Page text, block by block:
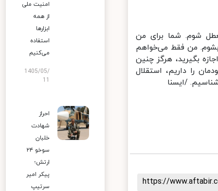
شوم. شما برای من
من فقط می‌خواهم
بگیرید، هرگز چنین
را داریم، استقلال
/ایسنا
https://
امنیت ملی
از همه
ابزارها
استفاده
می‌کنیم
1405/05/
احراز
شهادت
خلبان
سوخو ۲۴
ارتش؛
پیکر امیر
سرتیپ